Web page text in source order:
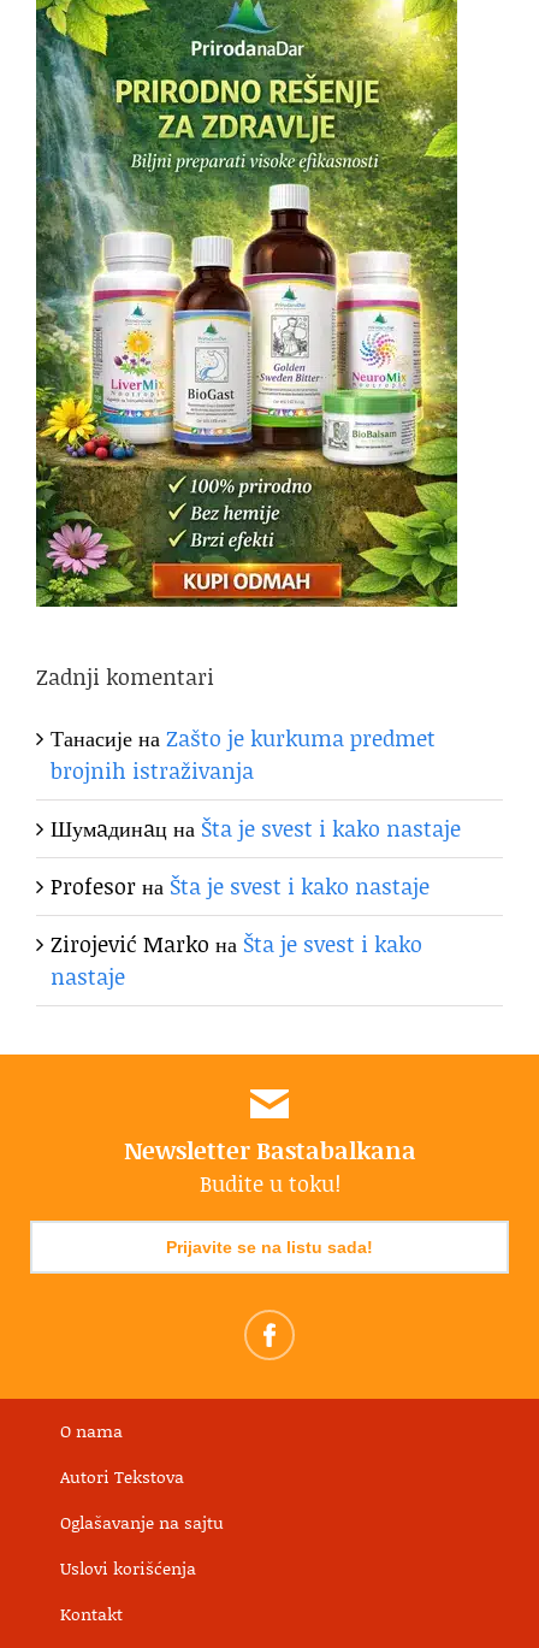
Zadnji komentari
ТанасијенаZašto je kurkuma predmet
brojnih istraživanja
Шумaдинaцна Šta je svest i kako nastaje
Profesorна Šta je svest i kako nastaje
Zirojević Marko на Šta je svest i kako
nastaje
Newsletter Bastabalkana
Budite u toku!
Prijavite se na listu sada!
O nama
Autori Tekstova
Oglašavanje na sajtu
Uslovi korišćenja
Kontakt